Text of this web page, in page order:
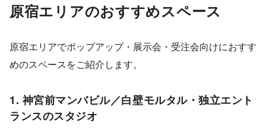
原宿エリアのおすすめスペース
原宿エリアでポップアップ・展示会・受注会向けにおすす
めのスペースをご紹介します。
1. 神宮前マンバビル／白壁モルタル・独立エント
ランスのスタジオ